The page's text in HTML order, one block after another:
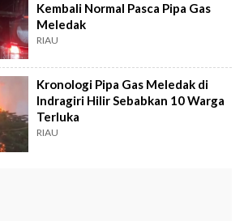
Kembali Normal Pasca Pipa Gas
Meledak
RIAU
Kronologi Pipa Gas Meledak di
Indragiri Hilir Sebabkan 10 Warga
Terluka
RIAU